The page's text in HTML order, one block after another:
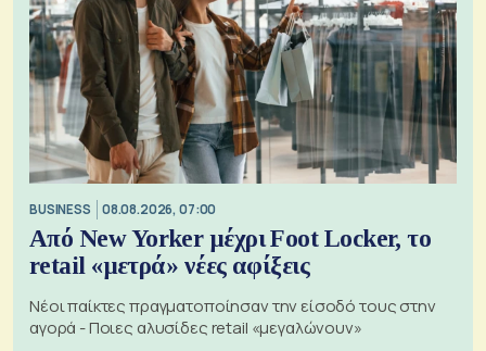
BUSINESS 08.08.2026, 07:00
Από New Yorker μέχρι Foot Locker, το
retail «μετρά» νέες αφίξεις
Νέοι παίκτες πραγματοποίησαν την είσοδό τους στην
αγορά - Ποιες αλυσίδες retail «μεγαλώνουν»